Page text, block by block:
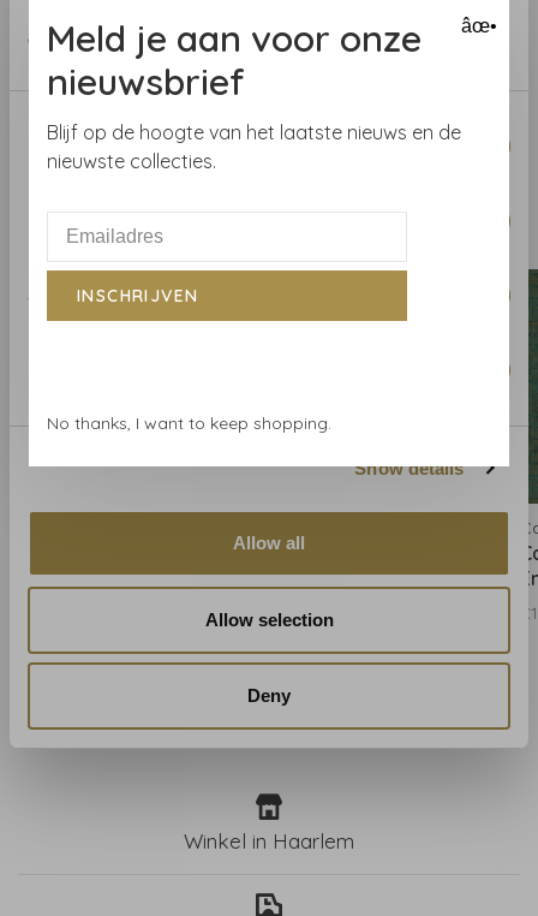
of their services.
Consent
Selection
Necessary
Statistics
Show details
Allow all
Allow selection
Deny
Benieuwd naar het behang? Kom langs in onze
behangwinkel of bestel een staal.
Gerelateerde producten
Sable - 76080202
Casamance Feanza
Jaune d'Or- 76080406
€168,10
Winkel in Haarlem
âœ•
Meld je aan voor onze
nieuwsbrief
Blijf op de hoogte van het laatste nieuws en de
nieuwste collecties.
INSCHRIJVEN
No thanks, I want to keep shopping.